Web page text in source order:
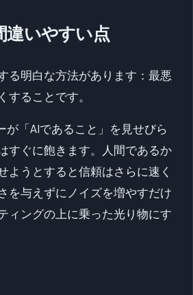
違いやすい点
る明白な方法があります：最悪
することです。
が「AIであること」を見せびら
すぐに飽きます。人間であるか
ようとすると信頼はさらに速く
を与えずにノイズを増やすだけ
ィングの上に乗った光り物にす